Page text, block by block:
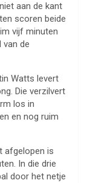
aan de kant
scoren beide
vijf minuten
van de
Watts levert
Die verzilvert
los in
en nog ruim
afgelopen is
In die drie
door het netje